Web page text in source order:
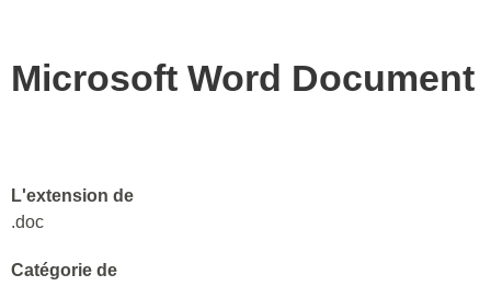
Microsoft Word Document
L'extension de
.doc
Catégorie de